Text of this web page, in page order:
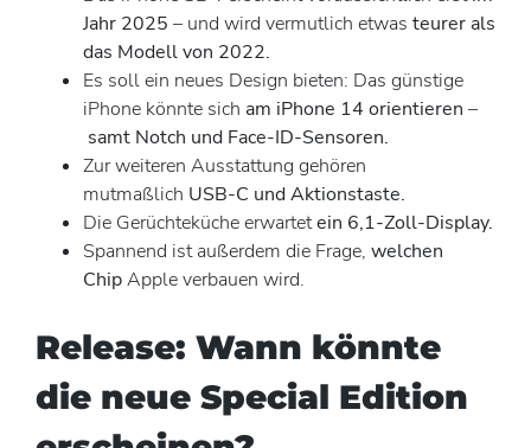
Jahr 2025 – und wird vermutlich etwas teurer als
das Modell von 2022.
Es soll ein neues Design bieten: Das günstige
iPhone könnte sich am iPhone 14 orientieren –
samt Notch und Face-ID-Sensoren.
Zur weiteren Ausstattung gehören
mutmaßlich USB-C und Aktionstaste.
Die Gerüchteküche erwartetein 6,1-Zoll-Display.
Spannend ist außerdem die Frage, welchen
ChipApple verbauen wird.
Release: Wann könnte
die neue Special Edition